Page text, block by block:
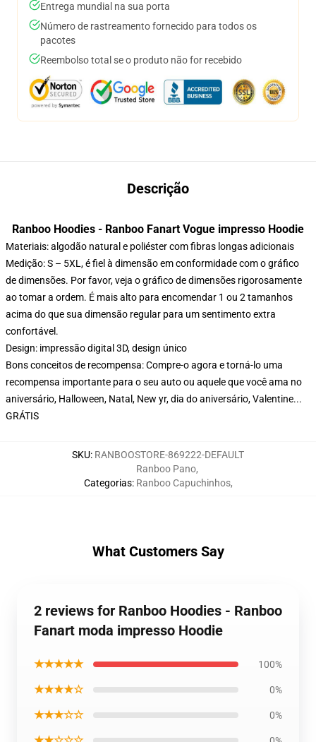
Entrega mundial na sua porta
Número de rastreamento fornecido para todos os
pacotes
Reembolso total se o produto não for recebido
Descrição
Ranboo Hoodies - Ranboo Fanart Vogue impresso Hoodie
Materiais: algodão natural e poliéster com fibras longas adicionais
Medição: S – 5XL, é fiel à dimensão em conformidade com o gráfico
de dimensões. Por favor, veja o gráfico de dimensões rigorosamente
ao tomar a ordem. É mais alto para encomendar 1 ou 2 tamanhos
acima do que sua dimensão regular para um sentimento extra
confortável.
Design: impressão digital 3D, design único
Bons conceitos de recompensa: Compre-o agora e torná-lo uma
recompensa importante para o seu auto ou aquele que você ama no
aniversário, Halloween, Natal, New yr, dia do aniversário, Valentine...
GRÁTIS
SKU: RANBOOSTORE-869222-DEFAULT
Categorias:
Ranboo Pano,
Ranboo Capuchinhos,
What Customers Say
2 reviews for Ranboo Hoodies - Ranboo
Fanart moda impresso Hoodie
★★★★★ 100%
★★★★☆ 0%
★★★☆☆ 0%